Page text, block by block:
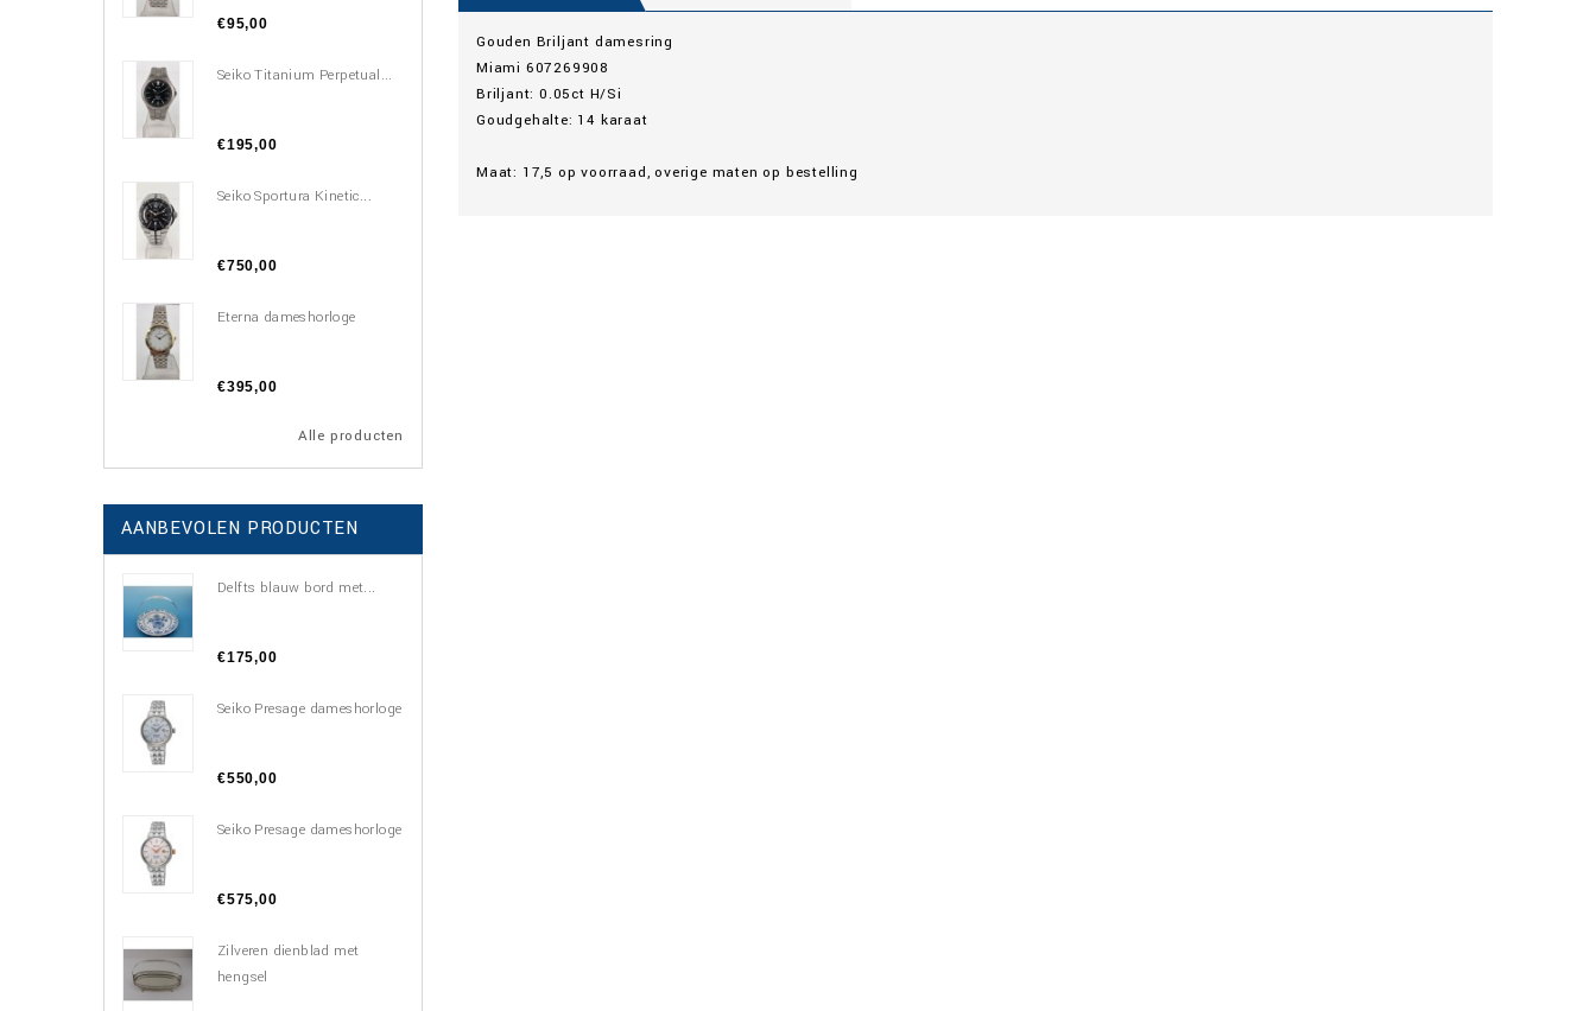
€95,00
Seiko Titanium Perpetual...
€195,00
Seiko Sportura Kinetic...
€750,00
Eterna dameshorloge
€395,00
Alle producten
AANBEVOLEN PRODUCTEN
Delfts blauw bord met...
€175,00
Seiko Presage dameshorloge
€550,00
Seiko Presage dameshorloge
€575,00
Zilveren dienblad met
hengsel
Gouden Briljant damesring
Miami 607269908
Briljant: 0.05ct H/Si
Goudgehalte: 14 karaat
Maat: 17,5 op voorraad, overige maten op bestelling